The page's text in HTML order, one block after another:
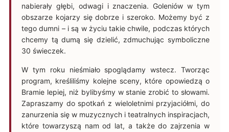
nabierały głębi, odwagi i znaczenia. Goleniów w tym
obszarze kojarzy się dobrze i szeroko. Możemy być z
tego dumni – i są w życiu takie chwile, podczas których
chcemy tą dumą się dzielić, zdmuchując symboliczne
30 świeczek.
W tym roku nieśmiało spoglądamy wstecz. Tworząc
program, kreśliliśmy kolejne sceny, które opowiedzą o
Bramie lepiej, niż bylibyśmy w stanie zrobić to słowami.
Zapraszamy do spotkań z wieloletnimi przyjaciółmi, do
zanurzenia się w muzycznych i teatralnych inspiracjach,
które towarzyszą nam od lat, a także do zajrzenia w